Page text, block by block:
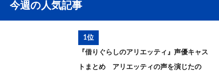
今週の人気記事
1位
『借りぐらしのアリエッティ』声優キャス
トまとめ アリエッティの声を演じたの